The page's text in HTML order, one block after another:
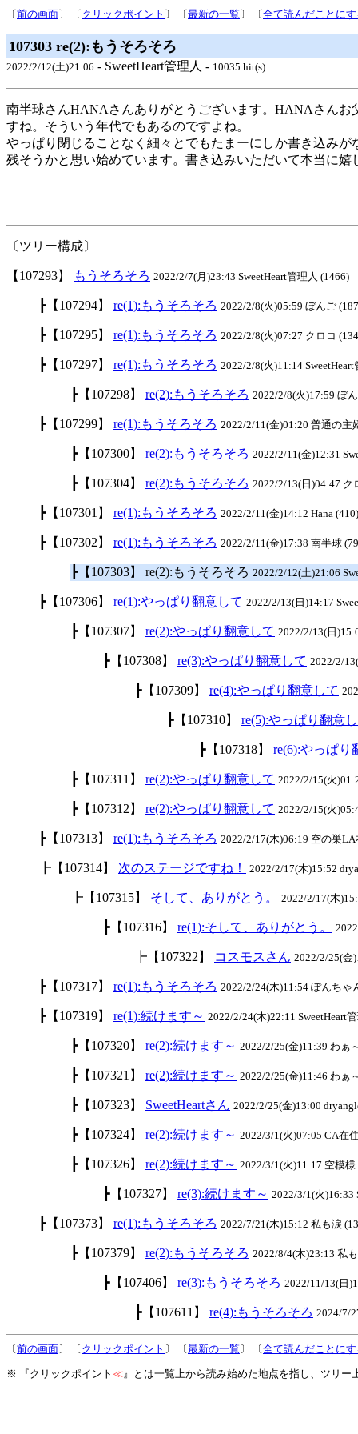
〔前の画面〕 〔 クリックポイント 〕 〔最新の一覧 〕 〔全て読んだことに
107303 re(2):もうそろそろ
2022/2/12(土)21:06 - SweetHeart管理人 - 10035 hit(s)
南半球さんHANAさんありがとうございます。HANAさんお
すね。そういう年代でもあるのですよね。
やっぱり閉じることなく細々とでもたまーにしか書き込みが
残そうかと思い始めています。書き込みいただいて本当に嬉
〔ツリー構成〕
【107293】 もうそろそろ 2022/2/7(月)23:43 SweetHeart管理人 (1466)
┣【107294】 re(1):もうそろそろ 2022/2/8(火)05:59 ぼんご
┣【107295】 re(1):もうそろそろ 2022/2/8(火)07:27 クロコ
┣【107297】 re(1):もうそろそろ 2022/2/8(火)11:14
┣【107298】 re(2):もうそろそろ 2022/2/8(火)17:59 ぼ
┣【107299】 re(1):もうそろそろ 2022/2/11(金)01:20 普通の主
┣【107300】 re(2):もうそろそろ 2022/2/11(金)12:31
┣【107304】 re(2):もうそろそろ 2022/2/13(日)04:47 ク
┣【107301】 re(1):もうそろそろ 2022/2/11(金)14:12 Hana (410)
┣【107302】 re(1):もうそろそろ 2022/2/11(金)17:38 南半球
┣【107303】 re(2):もうそろそろ 2022/2/12(土)21:06
┣【107306】 re(1):やっぱり翻意して 2022/2/13(日)14:17
┣【107307】 re(2):やっぱり翻意して 2022/2/13(日
┣【107308】 re(3):やっぱり翻意して 2022/2/
┣【107309】 re(4):やっぱり翻意して
┣【107310】 re(5):やっぱり翻意
┣【107318】 re(6):やっぱり
┣【107311】 re(2):やっぱり翻意して 2022/2/15(火
┣【107312】 re(2):やっぱり翻意して 2022/2/15(火
┣【107313】 re(1):もうそろそろ 2022/2/17(木)06:19 空の巣LA
┣【107314】 次のステージですね！ 2022/2/17(木)15:52
┣【107315】 そして、ありがとう。 2022/2/17(木
┣【107316】 re(1):そして、ありがとう。
┣【107322】 コスモスさん 2022/2/25(金
┣【107317】 re(1):もうそろそろ 2022/2/24(木)11:54 ぽんちゃ
┣【107319】 re(1):続けます～ 2022/2/24(木)22:11 SweetHeart
┣【107320】 re(2):続けます～ 2022/2/25(金)11:39 わぁ
┣【107321】 re(2):続けます～ 2022/2/25(金)11:46 わぁ
┣【107323】 SweetHeartさん 2022/2/25(金)13:00
┣【107324】 re(2):続けます～ 2022/3/1(火)07:05 CA在
┣【107326】 re(2):続けます～ 2022/3/1(火)11:17 空模様
┣【107327】 re(3):続けます～ 2022/3/1(火)16:33
┣【107373】 re(1):もうそろそろ 2022/7/21(木)15:12 私も涙
┣【107379】 re(2):もうそろそろ 2022/8/4(木)23:13 私
┣【107406】 re(3):もうそろそろ 2022/11/13(日
┣【107611】 re(4):もうそろそろ 2024/7/
〔前の画面〕 〔 クリックポイント 〕 〔最新の一覧 〕 〔全て読んだことに
※ 『クリックポイント ≪』とは一覧上から読み始めた地点を指し、ツリ